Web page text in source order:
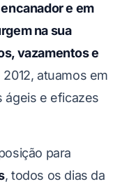
e em
na sua
vazamentos e
2012, atuamos em
ágeis e eficazes
para
, todos os dias da